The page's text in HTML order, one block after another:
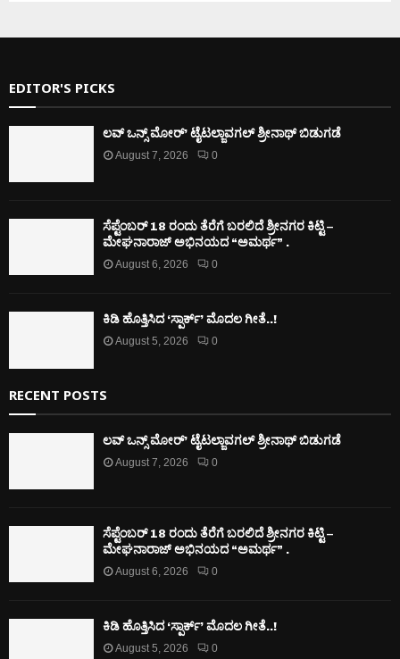
EDITOR'S PICKS
ಲವ್ ಒನ್ಸ್ ಮೋರ್’ ಟೈಟಲ್ಜಾವಗಲ್ ಶ್ರೀನಾಥ್ ಬಿಡುಗಡೆ
August 7, 2026 0
ಸೆಪ್ಟೆಂಬರ್ 18 ರಂದು ತೆರೆಗೆ ಬರಲಿದೆ ಶ್ರೀನಗರ ಕಿಟ್ಟಿ –
ಮೇಘನಾರಾಜ್ ಅಭಿನಯದ “ಅಮರ್ಥ” .
August 6, 2026 0
ಕಿಡಿ‌‌ ಹೊತ್ತಿಸಿದ ‘ಸ್ಪಾರ್ಕ್’ ಮೊದಲ‌ ಗೀತೆ..!
August 5, 2026 0
RECENT POSTS
ಲವ್ ಒನ್ಸ್ ಮೋರ್’ ಟೈಟಲ್ಜಾವಗಲ್ ಶ್ರೀನಾಥ್ ಬಿಡುಗಡೆ
August 7, 2026 0
ಸೆಪ್ಟೆಂಬರ್ 18 ರಂದು ತೆರೆಗೆ ಬರಲಿದೆ ಶ್ರೀನಗರ ಕಿಟ್ಟಿ –
ಮೇಘನಾರಾಜ್ ಅಭಿನಯದ “ಅಮರ್ಥ” .
August 6, 2026 0
ಕಿಡಿ‌‌ ಹೊತ್ತಿಸಿದ ‘ಸ್ಪಾರ್ಕ್’ ಮೊದಲ‌ ಗೀತೆ..!
August 5, 2026 0